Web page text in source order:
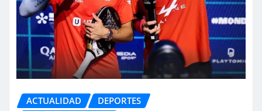
ACTUALIDAD
DEPORTES